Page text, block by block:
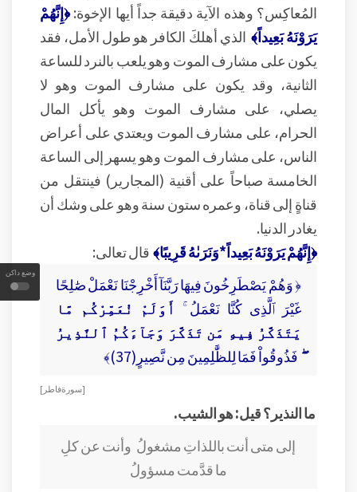
وضع داكن
المُعاكِس؟ وهذه الآية دقيقة جداً أيها الإخوة:﴿إِنَّهُمْ
يَرَوْنَهُ بَعِيداً﴾ الذي أهلكَ الكافر هو طول الأمل، فقد
يكون على مشارف الموت وهو يلعب بالنرد للساعة
الثانية، وقد يكون على مشارف الموت وهو لا
يصلي، على مشارف الموت وهو يأكل المال
الحرام، على مشارف الموت ويعتدي على أعراض
الناس، على مشارف الموت وهو يسهر إلى الساعة
الخامسة صباحاً على أقنية (المجارير) فينتقل من
قناةٍ إلى قناة، وعمره ستون سنة وهو على وشك أن
يغادر الدنيا.
﴿إِنَّهُمْ يَرَوْنَهُ بَعِيداً*وَنَرَىٰهُ قَرِيبًا﴾قال تعالى:
﴿ وَهُمْ يَصْطَرِخُونَ فِيهَا رَبَّنَآ أَخْرِجْنَا نَعْمَلْ صَٰلِحًا
غَيْرَ ٱلَّذِى كُنَّا نَعْمَلُ ۚ أَوَلَمْ نُعَمِّرْكُم مَّا
يَتَذَكَّرُ فِيهِ مَن تَذَكَّرَ وَجَآءَكُمُ ٱلنَّذِيرُ
فَذُوقُواْ فَمَا لِلظَّٰلِمِينَ مِن نَّصِيرٍ(37)﴾
[ سورة فاطر ]
ما النذير؟ قيل: هو الشيب.
إلى متى أنت باللذاتِ مشغولُ وأنت عن كلِ
ما قدَّمت مسؤولُ